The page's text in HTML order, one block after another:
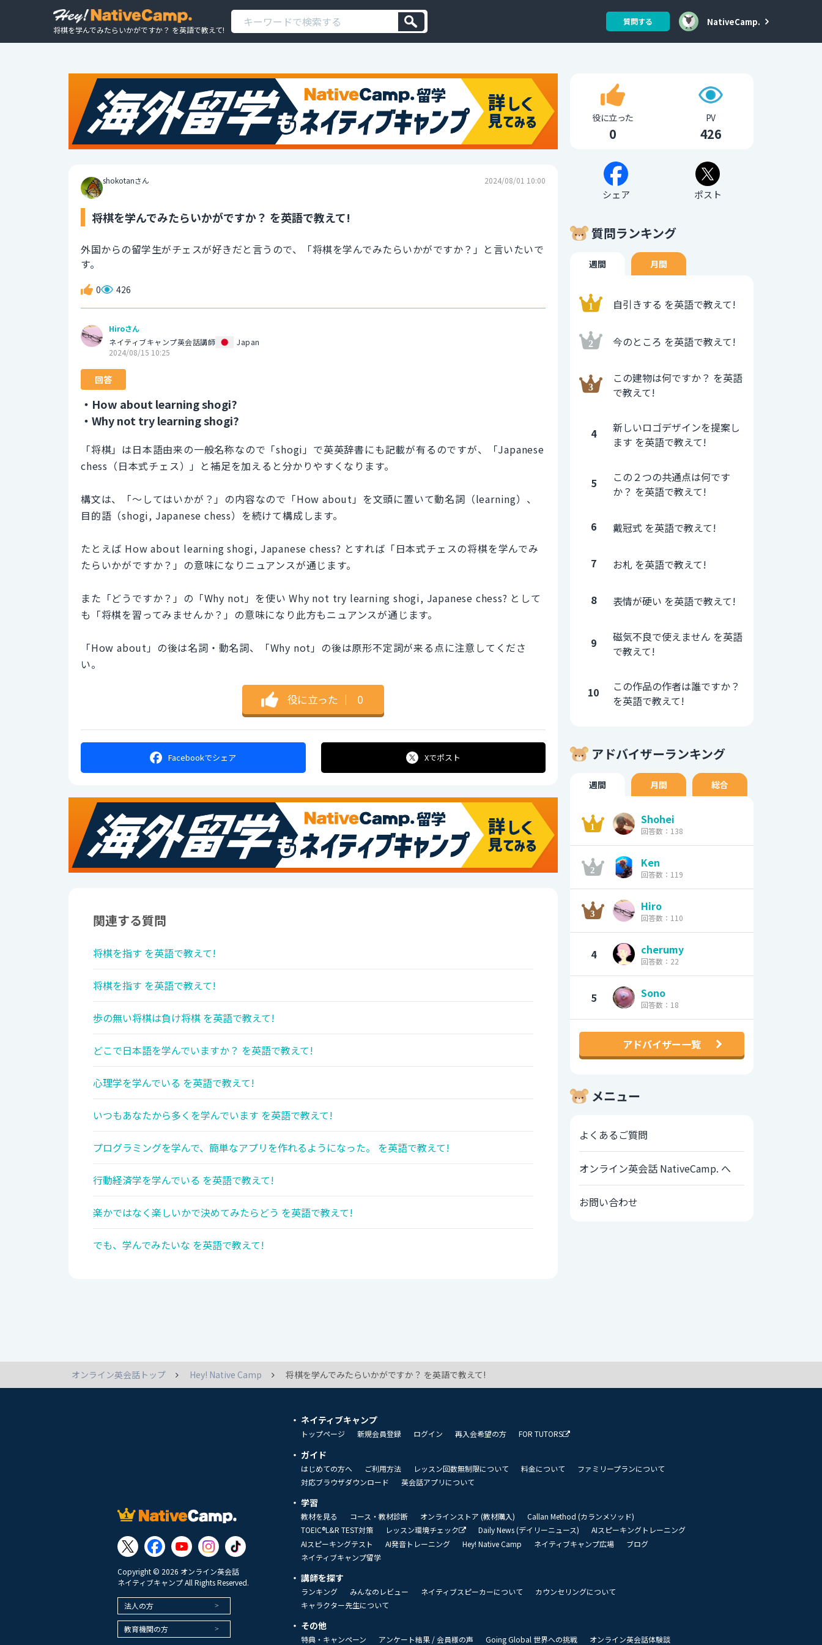
将棋を学んでみたらいかがですか？ を英語で教えて!
質問する NativeCamp.
shokotanさん 2024/08/01 10:00
将棋を学んでみたらいかがですか？ を英語で教えて!
外国からの留学生がチェスが好きだと言うので、「将棋を学んでみたらいかがですか？」と言いたいで
す。
0 426
Hiroさん
ネイティブキャンプ英会話講師
Japan
2024/08/15 10:25
回答
・How about learning shogi?
・Why not try learning shogi?
「将棋」は日本語由来の一般名称なので「shogi」で英英辞書にも記載が有るのですが、「Japanese
chess（日本式チェス）」と補足を加えると分かりやすくなります。
構文は、「～してはいかが？」の内容なので「How about」を文頭に置いて動名詞（learning）、
目的語（shogi, Japanese chess）を続けて構成します。
たとえば How about learning shogi, Japanese chess? とすれば「日本式チェスの将棋を学んでみ
たらいかがですか？」の意味になりニュアンスが通じます。
また「どうですか？」の「Why not」を使い Why not try learning shogi, Japanese chess? として
も「将棋を習ってみませんか？」の意味になり此方もニュアンスが通じます。
「How about」の後は名詞・動名詞、「Why not」の後は原形不定詞が来る点に注意してくださ
い。
役に立った ｜ 0
Facebookでシェア Xでポスト
関連する質問
将棋を指す を英語で教えて!
将棋を指す を英語で教えて!
歩の無い将棋は負け将棋 を英語で教えて!
どこで日本語を学んでいますか？ を英語で教えて!
心理学を学んでいる を英語で教えて!
いつもあなたから多くを学んでいます を英語で教えて!
プログラミングを学んで、簡単なアプリを作れるようになった。 を英語で教えて!
行動経済学を学んでいる を英語で教えて!
楽かではなく楽しいかで決めてみたらどう を英語で教えて!
でも、学んでみたいな を英語で教えて!
役に立った
0
PV
426
シェア ポスト
質問ランキング
週間 月間
自引きする を英語で教えて!
今のところ を英語で教えて!
この建物は何ですか？ を英語
で教えて!
4
新しいロゴデザインを提案し
ます を英語で教えて!
5
この２つの共通点は何です
か？ を英語で教えて!
6 戴冠式 を英語で教えて!
7 お札 を英語で教えて!
8 表情が硬い を英語で教えて!
9
磁気不良で使えません を英語
で教えて!
10
この作品の作者は誰ですか？
を英語で教えて!
アドバイザーランキング
週間 月間 総合
Shohei
回答数：138
Ken
回答数：119
Hiro
回答数：110
4 cherumy
回答数：22
5 Sono
回答数：18
アドバイザー一覧
メニュー
よくあるご質問
オンライン英会話 NativeCamp. へ
お問い合わせ
オンライン英会話トップ Hey! Native Camp 将棋を学んでみたらいかがですか？ を英語で教えて!
Copyright © 2026 オンライン英会話
ネイティブキャンプ All Rights Reserved.
法人の方
教育機関の方
ネイティブキャンプ
トップページ 新規会員登録 ログイン 再入会希望の方 FOR TUTORS
ガイド
はじめての方へ ご利用方法 レッスン回数無制限について 料金について
ファミリープランについて
対応ブラウザダウンロード
英会話アプリについて
学習
教材を見る コース・教材診断 オンラインストア (教材購入)
Callan Method (カランメソッド)
TOEIC®L&R TEST対策
レッスン環境チェック Daily News (デイリーニュース)
AIスピーキングトレーニング
AIスピーキングテスト
AI発音トレーニング Hey! Native Camp ネイティブキャンプ広場
ブログ
ネイティブキャンプ留学
講師を探す
ランキング みんなのレビュー ネイティブスピーカーについて
カウンセリングについて
キャラクター先生について
その他
特典・キャンペーン アンケート結果 / 会員様の声 Going Global 世界への挑戦 オンライン英会話体験談